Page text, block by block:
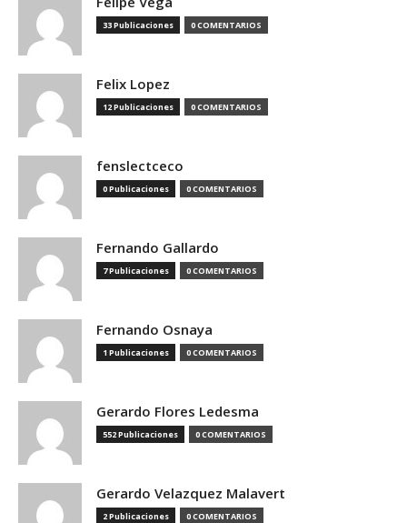
33 Publicaciones 0 COMENTARIOS
Felix Lopez
12 Publicaciones 0 COMENTARIOS
fenslectceco
0 Publicaciones 0 COMENTARIOS
Fernando Gallardo
7 Publicaciones 0 COMENTARIOS
Fernando Osnaya
1 Publicaciones 0 COMENTARIOS
Gerardo Flores Ledesma
552 Publicaciones 0 COMENTARIOS
Gerardo Velazquez Malavert
2 Publicaciones 0 COMENTARIOS